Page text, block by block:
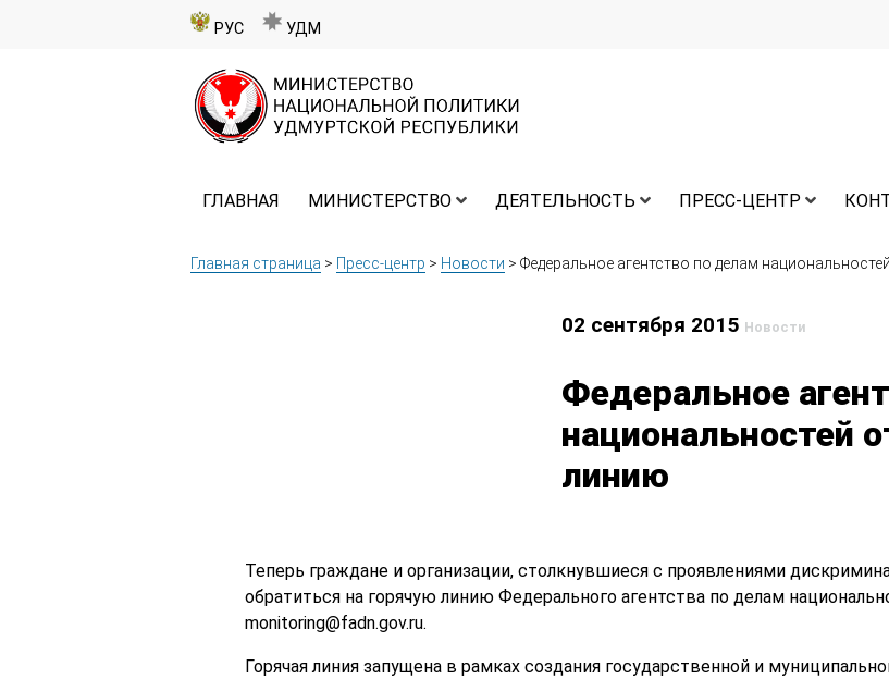
РУС УДМ
ГЛАВНАЯ МИНИСТЕРСТВО ДЕЯТЕЛЬНОСТЬ ПРЕСС-ЦЕНТР
Главная страница > Пресс-центр > Новости > Федеральное агентство по делам
02 сентября 2015 Новости
Федеральное
национальностей
линию
Теперь граждане и организации, столкнувшиеся с проявлениями
обратиться на горячую линию Федерального агентства по делам
monitoring@fadn.gov.ru.
Горячая линия запущена в рамках создания государственной и